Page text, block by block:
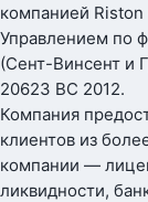
компанией Riston
Управлением по
(Сент-Винсент и
20623 BC 2012.
Компания
клиентов из
компании —
ликвидности,